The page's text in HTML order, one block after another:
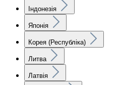
Індонезія
Японія
Корея (Республіка)
Литва
Латвія